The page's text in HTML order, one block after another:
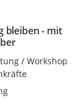
bleiben - mit
/ Workshop